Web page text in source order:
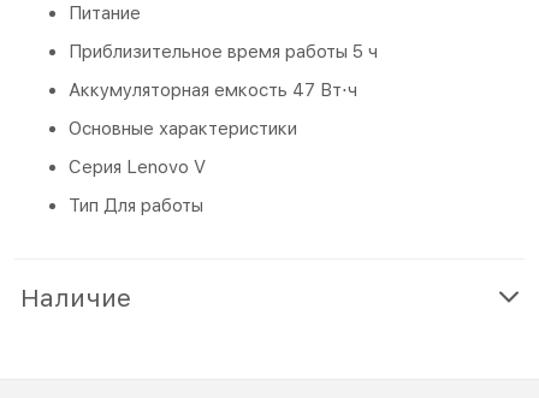
Питание
Приблизительное время работы 5 ч
Аккумуляторная емкость 47 Вт⋅ч
Основные характеристики
Серия Lenovo V
Тип Для работы
Наличие